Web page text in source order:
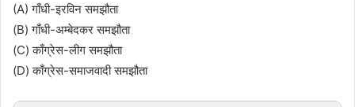
(A) गाँधी-इरविन समझौता
(B) गाँधी-अम्बेदकर समझौता
(C) काँग्रेस-लीग समझौता
(D) काँग्रेस-समाजवादी समझौता